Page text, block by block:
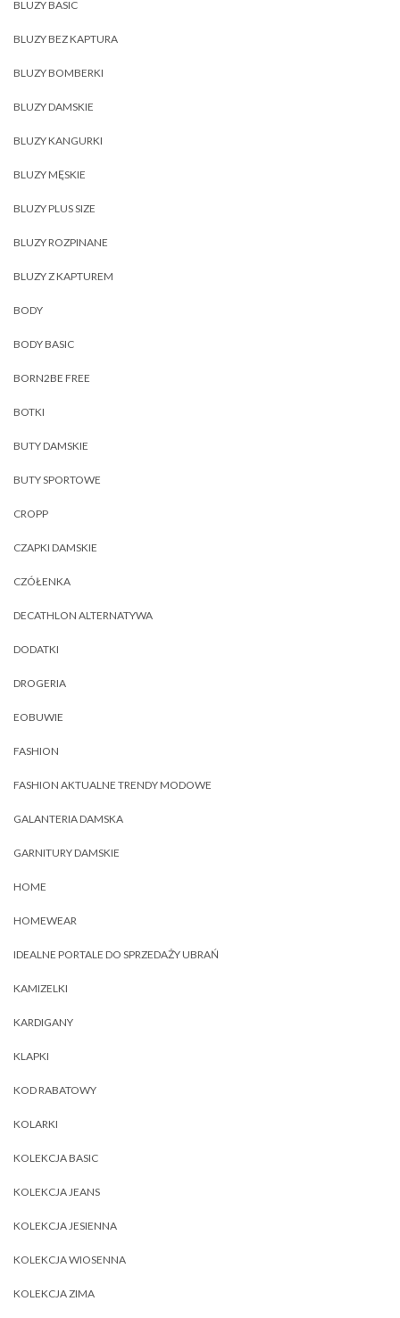
BLUZY BASIC
BLUZY BEZ KAPTURA
BLUZY BOMBERKI
BLUZY DAMSKIE
BLUZY KANGURKI
BLUZY MĘSKIE
BLUZY PLUS SIZE
BLUZY ROZPINANE
BLUZY Z KAPTUREM
BODY
BODY BASIC
BORN2BE FREE
BOTKI
BUTY DAMSKIE
BUTY SPORTOWE
CROPP
CZAPKI DAMSKIE
CZÓŁENKA
DECATHLON ALTERNATYWA
DODATKI
DROGERIA
EOBUWIE
FASHION
FASHION AKTUALNE TRENDY MODOWE
GALANTERIA DAMSKA
GARNITURY DAMSKIE
HOME
HOMEWEAR
IDEALNE PORTALE DO SPRZEDAŻY UBRAŃ
KAMIZELKI
KARDIGANY
KLAPKI
KOD RABATOWY
KOLARKI
KOLEKCJA BASIC
KOLEKCJA JEANS
KOLEKCJA JESIENNA
KOLEKCJA WIOSENNA
KOLEKCJA ZIMA